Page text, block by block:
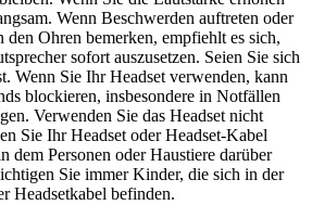
Wenn Beschwerden auftreten oder
Ohren bemerken, empfiehlt es sich,
sofort auszusetzen. Seien Sie sich
Wenn Sie Ihr Headset verwenden, kann
blockieren, insbesondere in Notfällen
Verwenden Sie das Headset nicht
Sie Ihr Headset oder Headset-Kabel
dem Personen oder Haustiere darüber
Sie immer Kinder, die sich in der
Headsetkabel befinden.